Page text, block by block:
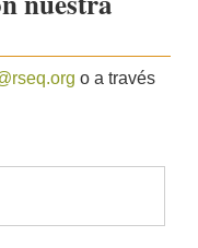
o a través